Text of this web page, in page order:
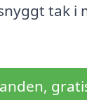
tak i